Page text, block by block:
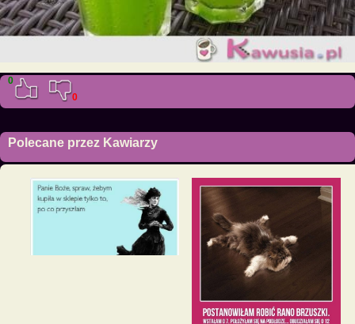
0
0
Polecane przez Kawiarzy